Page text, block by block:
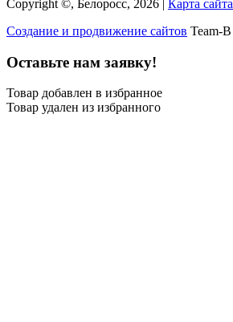
Copyright ©, Белоросс, 2026 | Карта сайта
Создание и продвижение сайтов Team-B
Оставьте нам заявку!
Товар добавлен в избранное
Товар удален из избранного